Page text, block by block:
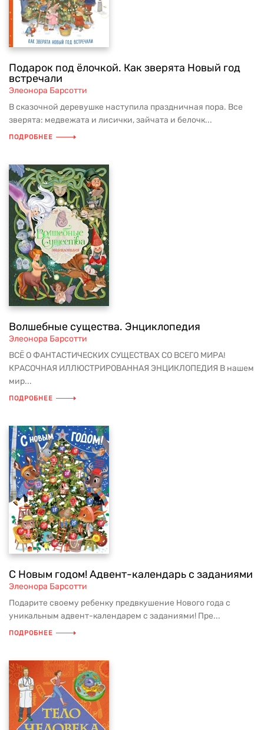
Подарок под ёлочкой. Как зверята Новый год
встречали
Элеонора Барсотти
В сказочной деревушке наступила праздничная пора. Все
зверята: медвежата и лисички, зайчата и белочк...
ПОДРОБНЕЕ
Волшебные существа. Энциклопедия
Элеонора Барсотти
ВСЁ О ФАНТАСТИЧЕСКИХ СУЩЕСТВАХ СО ВСЕГО МИРА!
КРАСОЧНАЯ ИЛЛЮСТРИРОВАННАЯ ЭНЦИКЛОПЕДИЯ В нашем
мир...
ПОДРОБНЕЕ
С Новым годом! Адвент-календарь с заданиями
Элеонора Барсотти
Подарите своему ребенку предвкушение Нового года с
уникальным адвент-календарем с заданиями! Пре...
ПОДРОБНЕЕ